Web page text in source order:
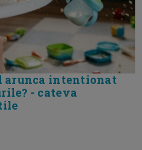
arunca intentionat
- cateva